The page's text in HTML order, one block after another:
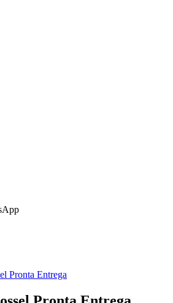
Pronta Entrega